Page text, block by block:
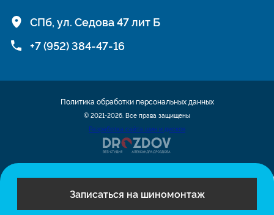
Записаться на шиномонтаж
СПб, ул. Седова 47 лит Б
+7 (952) 384-47-16
© 2021-2026. Все права защищены
Разработка сайта шин и дисков
Политика обработки персональных данных